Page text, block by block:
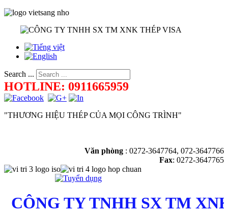
Search ...
HOTLINE: 0911665959
"THƯƠNG HIỆU THÉP CỦA MỌI CÔNG TRÌNH"
Văn phòng : 0272-3647764, 072-3647766
Fax: 0272-3647765
TY TNHH SX TM XNK